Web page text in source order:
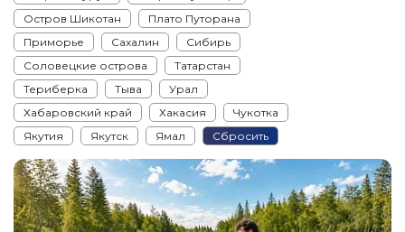
Остров Шикотан
Плато Путорана
Приморье
Сахалин
Сибирь
Соловецкие острова
Татарстан
Териберка
Тыва
Урал
Хабаровский край
Хакасия
Чукотка
Якутия
Якутск Ямал Сбросить